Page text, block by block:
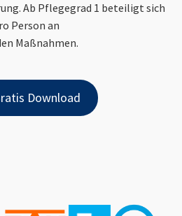
Ab Pflegegrad 1 beteiligt sich
Person an
Maßnahmen.
Download